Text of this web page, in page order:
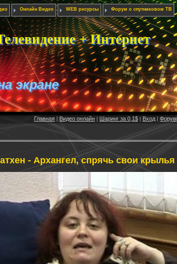
Онлайн Видео WEB ресурсы Форум о спутниковом ТВ
+ Интернет
экране
Главная |Видео онлайн | Шаринг за 0,1$ | Вход | Форум
- Архангел, спрячь свои крылья